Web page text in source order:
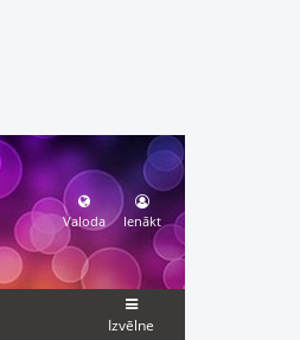
Valoda Ienākt
Izvēlne